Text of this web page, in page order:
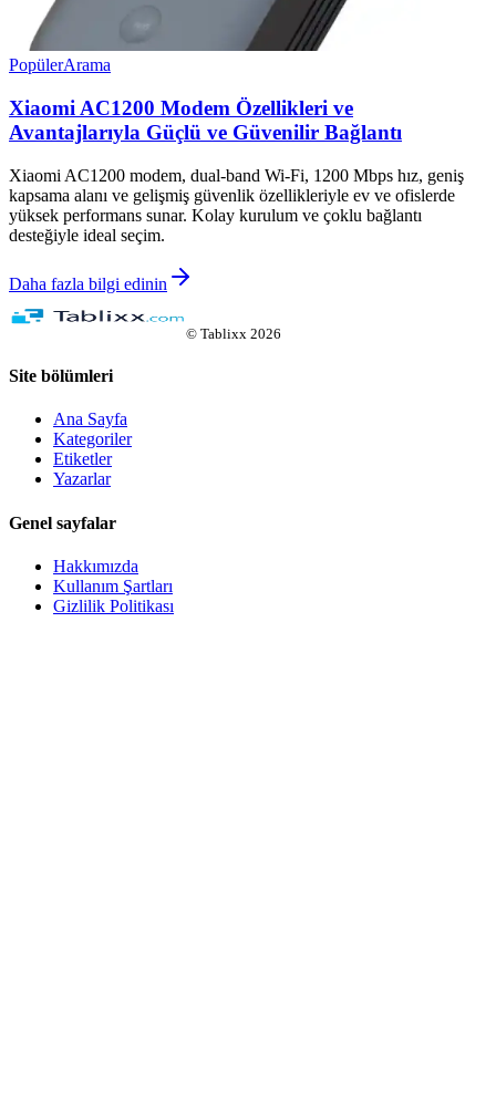
PopülerArama
Xiaomi AC1200 Modem Özellikleri ve
Avantajlarıyla Güçlü ve Güvenilir Bağlantı
Xiaomi AC1200 modem, dual-band Wi-Fi, 1200 Mbps hız, geniş
kapsama alanı ve gelişmiş güvenlik özellikleriyle ev ve ofislerde
yüksek performans sunar. Kolay kurulum ve çoklu bağlantı
desteğiyle ideal seçim.
Daha fazla bilgi edinin
© Tablixx 2026
Site bölümleri
Ana Sayfa
Kategoriler
Etiketler
Yazarlar
Genel sayfalar
Hakkımızda
Kullanım Şartları
Gizlilik Politikası